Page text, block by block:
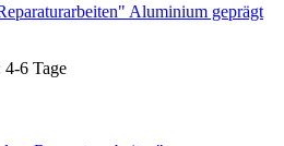
Aluminium geprägt
4-6 Tage